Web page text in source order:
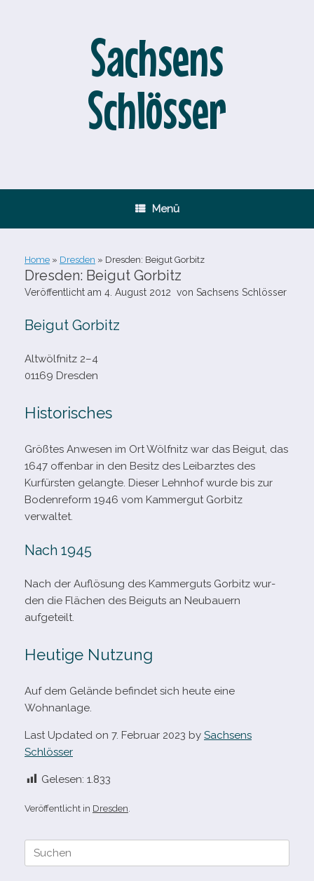
Sachsens
Schlösser
Menü
Home » Dresden » Dresden: Beigut Gorbitz
Dresden: Beigut Gorbitz
Veröffentlicht am 4. August 2012 von Sachsens Schlösser
Beigut Gorbitz
Altwölfnitz 2–4
01169 Dresden
Historisches
Größtes Anwesen im Ort Wölfnitz war das Beigut, das
1647 offen­bar in den Besitz des Leibarztes des
Kurfürsten gelangte. Dieser Lehnhof wurde bis zur
Bodenreform 1946 vom Kammergut Gorbitz
verwaltet.
Nach 1945
Nach der Auflösung des Kammerguts Gorbitz wur­
den die Flächen des Beiguts an Neubauern
aufgeteilt.
Heutige Nutzung
Auf dem Gelände befin­det sich heute eine
Wohnanlage.
Last Updated on 7. Februar 2023 by Sachsens
Schlösser
Gelesen: 1.833
Veröffentlicht in Dresden
Suche